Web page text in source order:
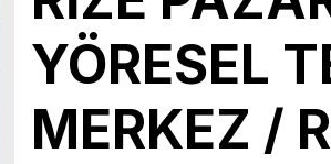
YÖRESEL
MERKEZ /